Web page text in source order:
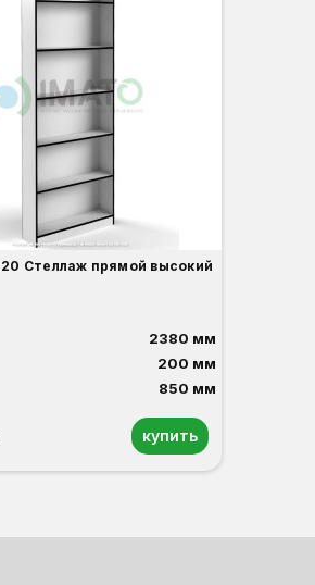
Стеллаж прямой высокий
2380 мм
200 мм
850 мм
купить